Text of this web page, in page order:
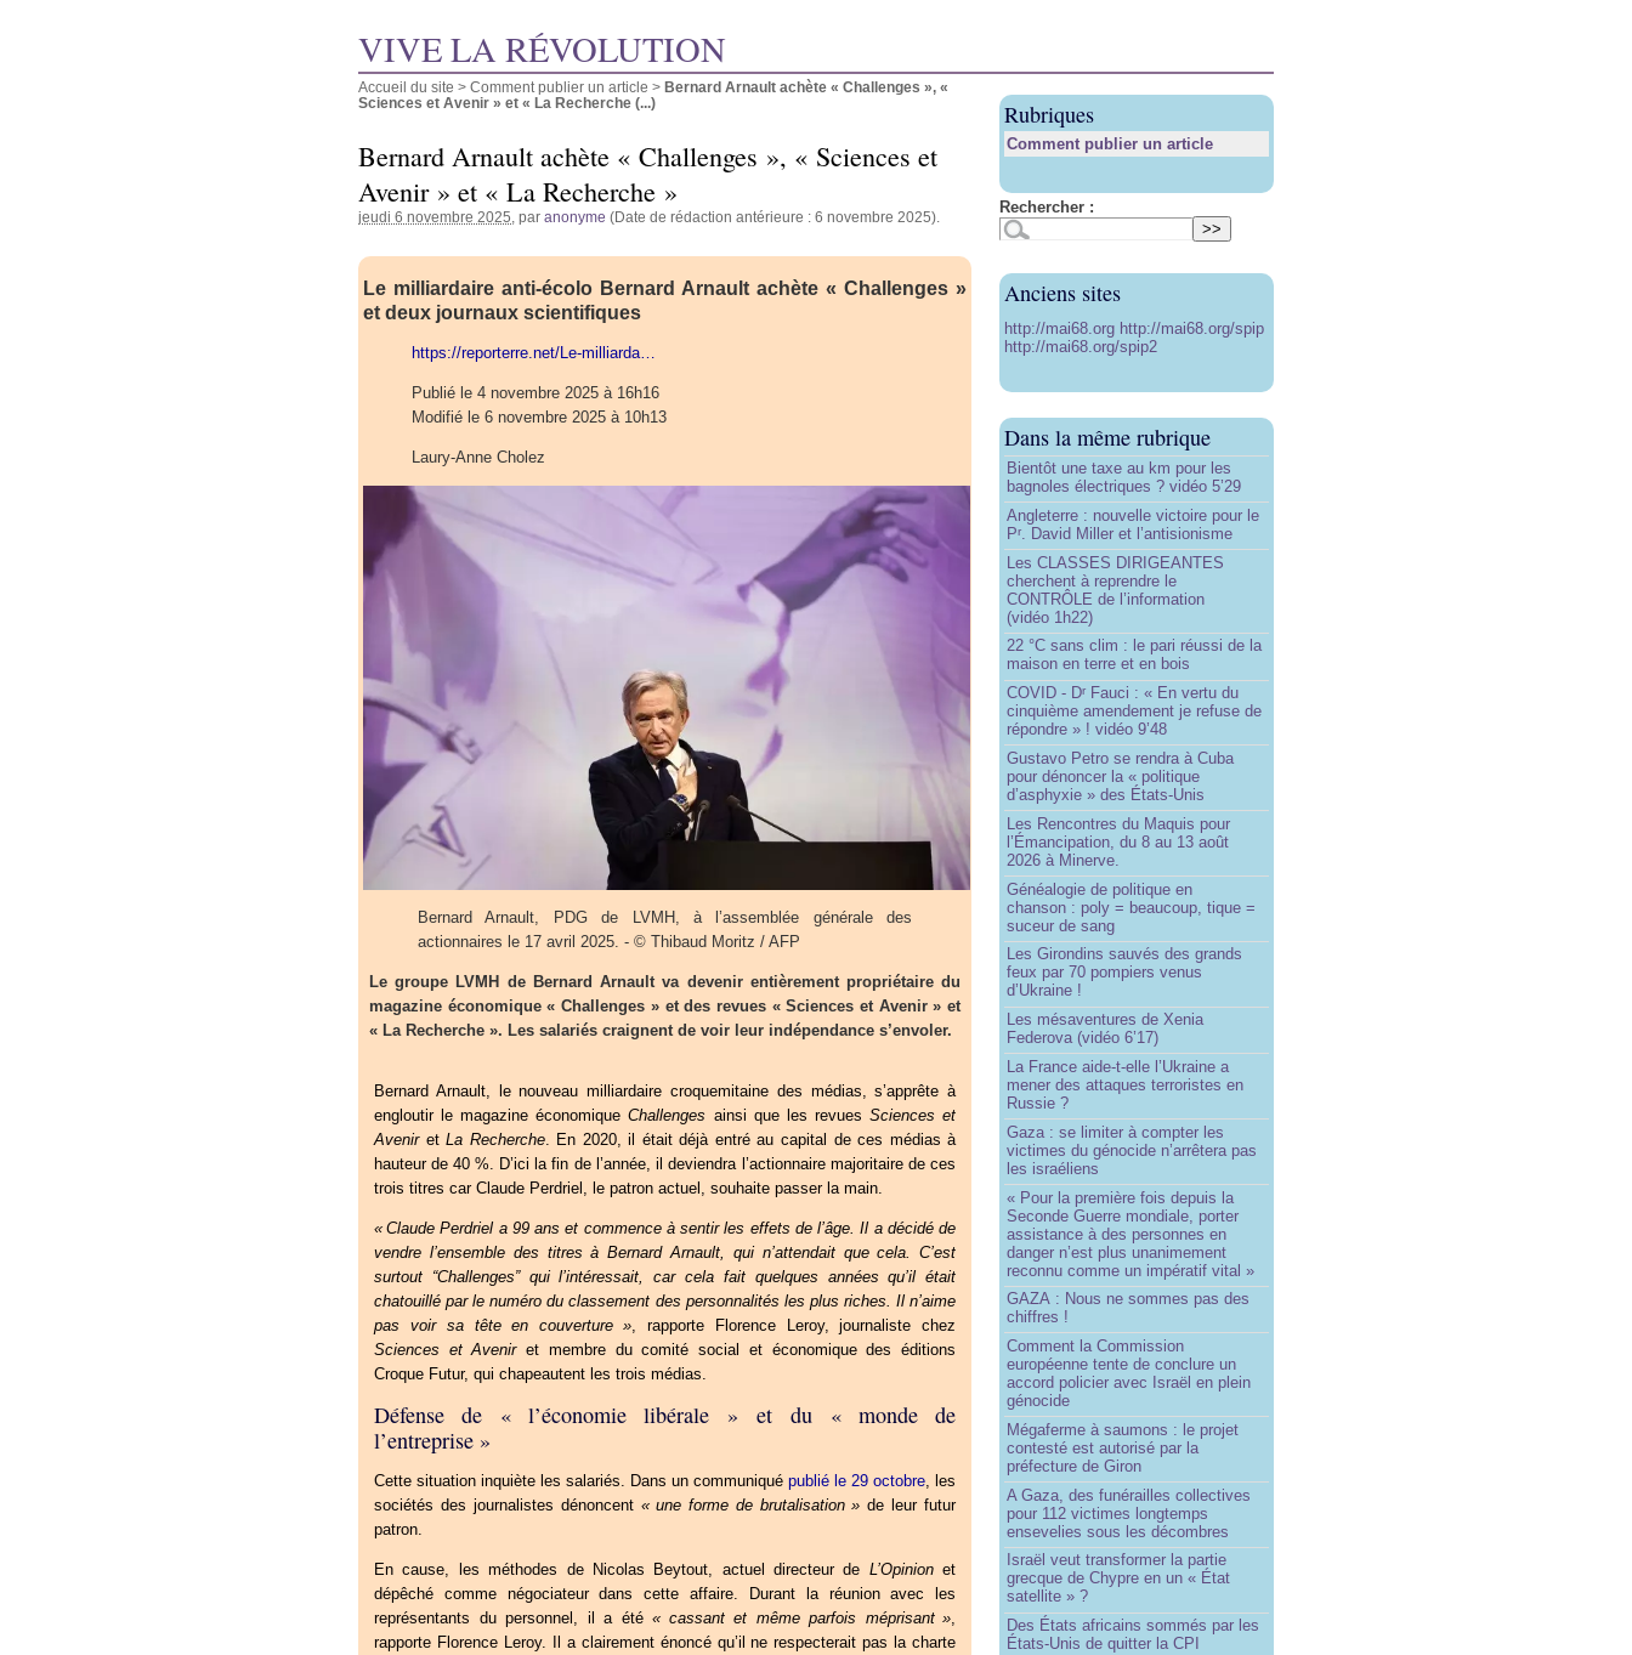
VIVE LA RÉVOLUTION
Accueil du site > Comment publier un article > Bernard Arnault achète « Challenges », «
Sciences et Avenir » et « La Recherche (...)
Bernard Arnault achète « Challenges », « Sciences et
Avenir » et « La Recherche »
jeudi 6 novembre 2025 , par anonyme (Date de rédaction antérieure : 6 novembre 2025).
Le milliardaire anti-écolo Bernard Arnault achète « Challenges »
et deux journaux scientifiques
https://reporterre.net/Le-milliarda…
Publié le 4 novembre 2025 à 16h16
Modifié le 6 novembre 2025 à 10h13
Laury-Anne Cholez
Bernard Arnault, PDG de LVMH, à l’assemblée générale des
actionnaires le 17 avril 2025. - © Thibaud Moritz / AFP
Le groupe LVMH de Bernard Arnault va devenir entièrement propriétaire du
magazine économique « Challenges » et des revues « Sciences et Avenir » et
« La Recherche ». Les salariés craignent de voir leur indépendance s’envoler.
Bernard Arnault, le nouveau milliardaire croquemitaine des médias, s’apprête à
engloutir le magazine économiqueChallenges ainsi que les revuesSciences et
AveniretLa Recherche. En 2020, il était déjà entré au capital de ces médias à
hauteur de 40 %. D’ici la fin de l’année, il deviendra l’actionnaire majoritaire de ces
trois titres car Claude Perdriel, le patron actuel, souhaite passer la main.
« Claude Perdriel a 99 ans et commence à sentir les effets de l’âge. Il a décidé de
vendre l’ensemble des titres à Bernard Arnault, qui n’attendait que cela. C’est
surtout “Challenges” qui l’intéressait, car cela fait quelques années qu’il était
chatouillé par le numéro du classement des personnalités les plus riches. Il n’aime
pas voir sa tête en couverture » , rapporte Florence Leroy, journaliste chez
Sciences et Aveniret membre du comité social et économique des éditions
Croque Futur, qui chapeautent les trois médias.
Défense de « l’économie libérale » et du «
monde de
l’entreprise »
Cette situation inquiète les salariés. Dans un communiquépublié le 29 octobre , les
sociétés des journalistes dénoncent« une forme de brutalisation » de leur futur
patron.
En cause, les méthodes de Nicolas Beytout, actuel directeur de L’Opinionet
dépêché comme négociateur dans cette affaire. Durant la réunion avec les
représentants du personnel, il a été« cassant et même parfois méprisant »
rapporte Florence Leroy. Il a clairement énoncé qu’il ne respecterait pas la charte
Rubriques
Comment publier un article
Rechercher :
Anciens sites
http://mai68.org http://mai68.org/spip
http://mai68.org/spip2
Dans la même rubrique
Bientôt une taxe au km pour les
bagnoles électriques ? vidéo 5’29
Angleterre : nouvelle victoire pour le
Pr
. David Miller et l’antisionisme
Les CLASSES DIRIGEANTES
cherchent à reprendre le
CONTRÔLE de l’information
(vidéo 1h22)
22 °C sans clim : le pari réussi de la
maison en terre et en bois
COVID - Dr Fauci : « En vertu du
cinquième amendement je refuse de
répondre » ! vidéo 9’48
Gustavo Petro se rendra à Cuba
pour dénoncer la « politique
d’asphyxie » des États-Unis
Les Rencontres du Maquis pour
l’Émancipation, du 8 au 13 août
2026 à Minerve.
Généalogie de politique en
chanson : poly = beaucoup, tique =
suceur de sang
Les Girondins sauvés des grands
feux par 70 pompiers venus
d’Ukraine !
Les mésaventures de Xenia
Federova (vidéo 6’17)
La France aide-t-elle l’Ukraine a
mener des attaques terroristes en
Russie ?
Gaza : se limiter à compter les
victimes du génocide n’arrêtera pas
les israéliens
« Pour la première fois depuis la
Seconde Guerre mondiale, porter
assistance à des personnes en
danger n’est plus unanimement
reconnu comme un impératif vital »
GAZA : Nous ne sommes pas des
chiffres !
Comment la Commission
européenne tente de conclure un
accord policier avec Israël en plein
génocide
Mégaferme à saumons : le projet
contesté est autorisé par la
préfecture de Giron
A Gaza, des funérailles collectives
pour 112 victimes longtemps
ensevelies sous les décombres
Israël veut transformer la partie
grecque de Chypre en un « État
satellite » ?
Des États africains sommés par les
États-Unis de quitter la CPI